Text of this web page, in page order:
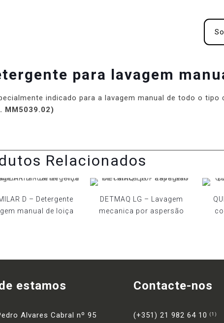
para lavagem
indicado para a lavagem manual de todo o tipo
MM5039.02)
Relacionados
D – Detergente
manual de loiça
DETMAQ LG – Lavagem
mecanica por aspersão
estamos
Alvares Cabral nº 95
Contacte-nos
(+351) 21 982 64 10 (1)